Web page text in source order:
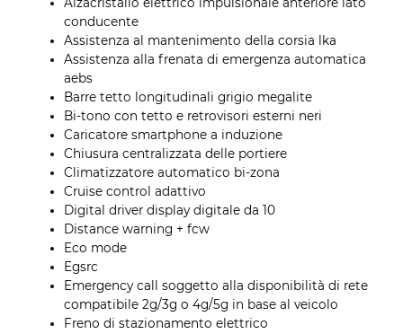
conducente
Assistenza al mantenimento della corsia lka
Assistenza alla frenata di emergenza automatica
aebs
Barre tetto longitudinali grigio megalite
Bi-tono con tetto e retrovisori esterni neri
Caricatore smartphone a induzione
Chiusura centralizzata delle portiere
Climatizzatore automatico bi-zona
Cruise control adattivo
Digital driver display digitale da 10
Distance warning + fcw
Eco mode
Egsrc
Emergency call soggetto alla disponibilità di rete
compatibile 2g/3g o 4g/5g in base al veicolo
Freno di stazionamento elettrico